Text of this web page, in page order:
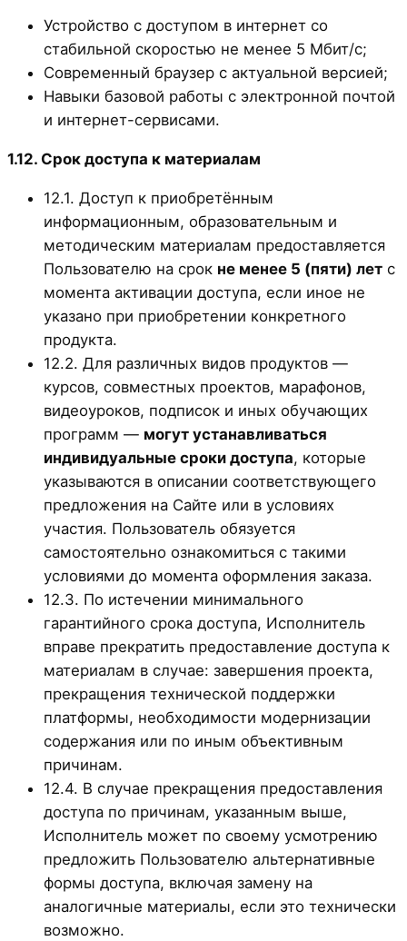
Устройство с доступом в интернет со
стабильной скоростью не менее 5 Мбит/с;
Современный браузер с актуальной версией;
Навыки базовой работы с электронной почтой
и интернет-сервисами.
1.12. Срок доступа к материалам
12.1. Доступ к приобретённым
информационным, образовательным и
методическим материалам предоставляется
Пользователю на срок не менее 5 (пяти) лет с
момента активации доступа, если иное не
указано при приобретении конкретного
продукта.
12.2. Для различных видов продуктов —
курсов, совместных проектов, марафонов,
видеоуроков, подписок и иных обучающих
программ — могут устанавливаться
индивидуальные сроки доступа, которые
указываются в описании соответствующего
предложения на Сайте или в условиях
участия. Пользователь обязуется
самостоятельно ознакомиться с такими
условиями до момента оформления заказа.
12.3. По истечении минимального
гарантийного срока доступа, Исполнитель
вправе прекратить предоставление доступа к
материалам в случае: завершения проекта,
прекращения технической поддержки
платформы, необходимости модернизации
содержания или по иным объективным
причинам.
12.4. В случае прекращения предоставления
доступа по причинам, указанным выше,
Исполнитель может по своему усмотрению
предложить Пользователю альтернативные
формы доступа, включая замену на
аналогичные материалы, если это технически
возможно.